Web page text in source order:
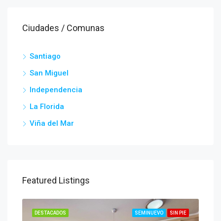
Ciudades / Comunas
Santiago
San Miguel
Independencia
La Florida
Viña del Mar
Featured Listings
SEMINUEVO SIN PIE
DESTACADOS